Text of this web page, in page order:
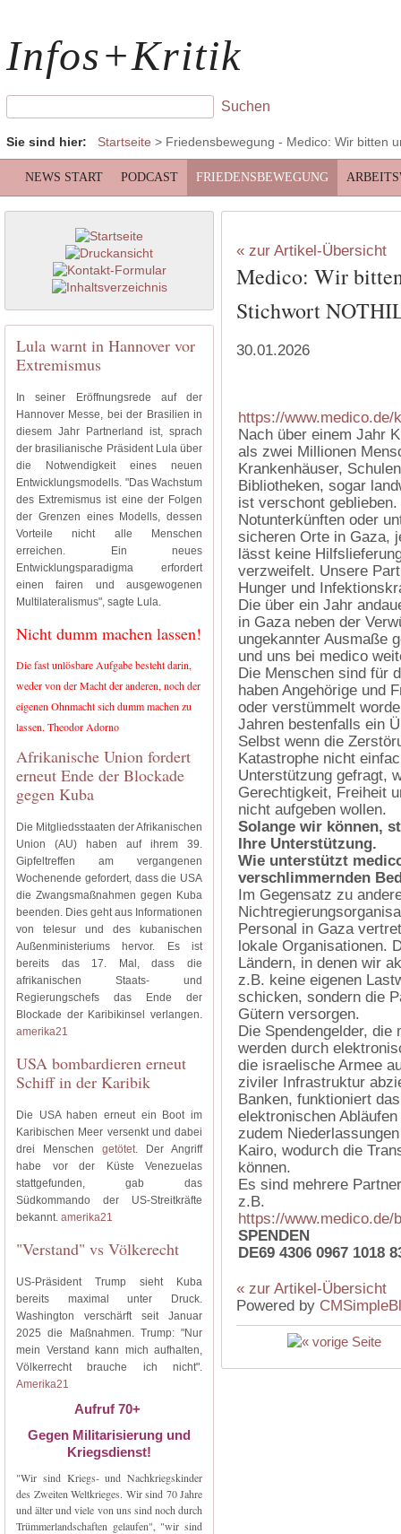
Infos+Kritik
Sie sind hier: Startseite > Friedensbewegung - Medico: Wir bitten
NEWS START PODCAST FRIEDENSBEWEGUNG
Lula warnt in Hannover vor
Extremismus
In seiner Eröffnungsrede auf der
Hannover Messe, bei der Brasilien in
diesem Jahr Partnerland ist, sprach
der brasilianische Präsident Lula über
die Notwendigkeit eines neuen
Entwicklungsmodells. "Das Wachstum
des Extremismus ist eine der Folgen
der Grenzen eines Modells, dessen
Vorteile nicht alle Menschen
erreichen. Ein neues
Entwicklungsparadigma erfordert
einen fairen und ausgewogenen
Multilateralismus", sagte Lula.
Nicht dumm machen lassen!
Die fast unlösbare Aufgabe besteht darin,
weder von der Macht der anderen, noch der
eigenen Ohnmacht sich dumm machen zu
lassen. Theodor Adorno
Afrikanische Union fordert
erneut Ende der Blockade
gegen Kuba
Die Mitgliedsstaaten der Afrikanischen
Union (AU) haben auf ihrem 39.
Gipfeltreffen am vergangenen
Wochenende gefordert, dass die USA
die Zwangsmaßnahmen gegen Kuba
beenden. Dies geht aus Informationen
von telesur und des kubanischen
Außenministeriums hervor. Es ist
bereits das 17. Mal, dass die
afrikanischen Staats- und
Regierungschefs das Ende der
Blockade der Karibikinsel verlangen.
amerika21
USA bombardieren erneut
Schiff in der Karibik
Die USA haben erneut ein Boot im
Karibischen Meer versenkt und dabei
drei Menschen getötet. Der Angriff
habe vor der Küste Venezuelas
stattgefunden, gab das
Südkommando der US-Streitkräfte
bekannt. amerika21
"Verstand" vs Völkerecht
US-Präsident Trump sieht Kuba
bereits maximal unter Druck.
Washington verschärft seit Januar
2025 die Maßnahmen. Trump: "Nur
mein Verstand kann mich aufhalten,
Völkerrecht brauche ich nicht".
Amerika21
Aufruf 70+
Gegen Militarisierung und
Kriegsdienst!
"Wir sind Kriegs- und Nachkriegskinder
des Zweiten Weltkrieges. Wir sind 70 Jahre
und älter und viele von uns sind noch durch
Trümmerlandschaften gelaufen", "wir sind
« zur Artikel-Übersicht
Medico: Wir
Stichwort
30.01.2026
https://www.medico.de/
Nach über einem Jahr
als zwei Millionen
Krankenhäuser,
Bibliotheken, sogar
ist verschont
Notunterkünften oder
sicheren Orte in Gaza,
lässt keine
verzweifelt. Unsere
Hunger und
Die über ein Jahr
in Gaza neben der
ungekannter Ausmaße
und uns bei medico
Die Menschen sind für
haben Angehörige und
oder verstümmelt
Jahren bestenfalls ein
Selbst wenn die
Katastrophe nicht
Unterstützung gefragt,
Gerechtigkeit, Freiheit
nicht aufgeben wollen.
Solange wir können,
Ihre Unterstützung.
Wie unterstützt
verschlimmernden
Im Gegensatz zu
Personal in Gaza
lokale Organisationen.
Ländern, in denen wir
z.B. keine eigenen
schicken, sondern die
Gütern versorgen.
Die Spendengelder,
werden durch
die israelische Armee
ziviler Infrastruktur
Banken, funktioniert
elektronischen
zudem
Kairo, wodurch die
können.
Es sind mehrere
z.B.
https://www.medico.de/
SPENDEN
DE69 4306 0967 1018
« zur Artikel-Übersicht
Powered by